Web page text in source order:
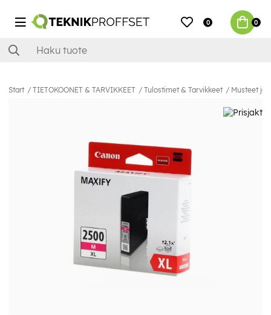
0 0
Start TIETOKOONET & TARVIKKEET Tulostimet & Tarvikkeet Musteet ja